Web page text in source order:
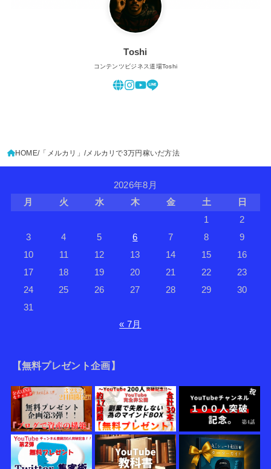
Toshi
コンテンツビジネス道場Toshi
HOME 「メルカリ」 メルカリで3万円稼いだ方法
2026年8月
月
火 水 木 金 土
日
1
2
3
4 5 6 7 8
9
10
11 12 13 14 15
16
17
18 19 20 21 22
23
24
25 26 27 28 29
30
31
« 7月
【無料プレゼント企画】